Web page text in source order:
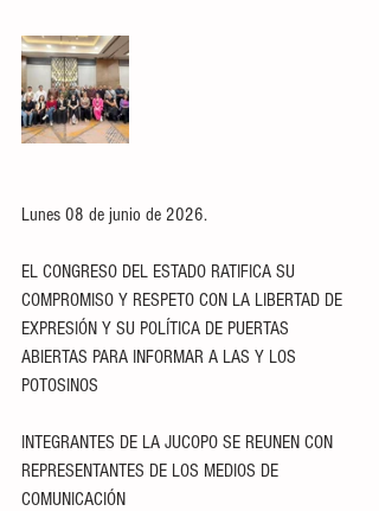
Lunes 08 de junio de 2026.
EL CONGRESO DEL ESTADO RATIFICA SU
COMPROMISO Y RESPETO CON LA LIBERTAD DE
EXPRESIÓN Y SU POLÍTICA DE PUERTAS
ABIERTAS PARA INFORMAR A LAS Y LOS
POTOSINOS
INTEGRANTES DE LA JUCOPO SE REUNEN CON
REPRESENTANTES DE LOS MEDIOS DE
COMUNICACIÓN